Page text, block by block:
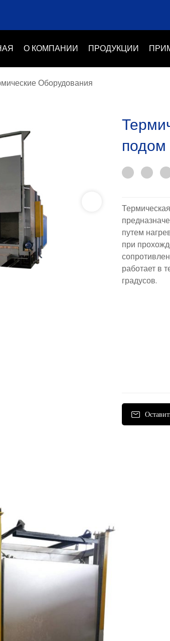
ПРОДУКЦИИ
О КОМПАНИИ
Оборудования
подом
путем
при
работает в
градусов.